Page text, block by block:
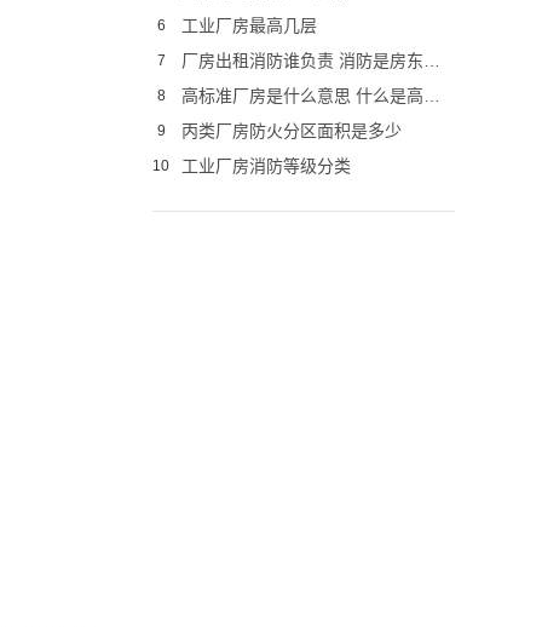
6 工业厂房最高几层
7
8
9 丙类厂房防火分区面积是多少
10 工业厂房消防等级分类